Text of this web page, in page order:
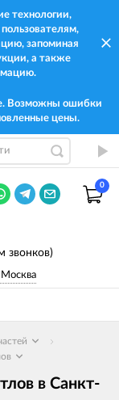
технологии,
запоминая
а также
Возможны ошибки
цены.
0
звонков)
Москва
в Санкт-